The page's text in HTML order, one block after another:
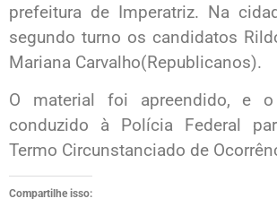
prefeitura de Imperatriz. Na
segundo turno os candidatos
Mariana Carvalho(Republicanos).
O material foi apreendido, e
conduzido à Polícia Federal
Termo Circunstanciado de
Compartilhe isso: